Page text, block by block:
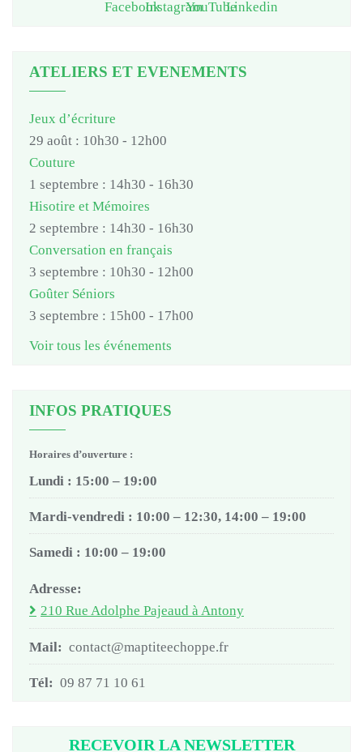
ATELIERS ET EVENEMENTS
Jeux d’écriture
29 août : 10h30 - 12h00
Couture
1 septembre : 14h30 - 16h30
Hisotire et Mémoires
2 septembre : 14h30 - 16h30
Conversation en français
3 septembre : 10h30 - 12h00
Goûter Séniors
3 septembre : 15h00 - 17h00
Voir tous les événements
INFOS PRATIQUES
Horaires d’ouverture :
Lundi : 15:00 – 19:00
Mardi-vendredi : 10:00 – 12:30, 14:00 – 19:00
Samedi : 10:00 – 19:00
Adresse:
210 Rue Adolphe Pajeaud à Antony
Mail: contact@maptiteechoppe.fr
Tél: 09 87 71 10 61
RECEVOIR LA NEWSLETTER